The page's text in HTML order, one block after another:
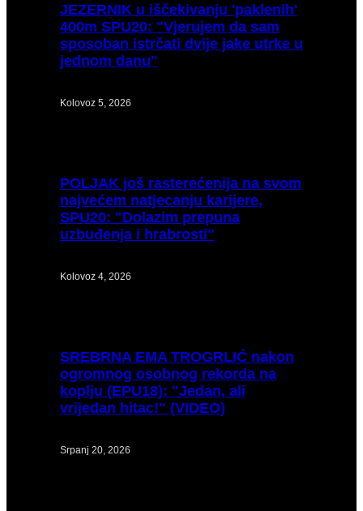
JEZERNIK u iščekivanju 'paklenih'
400m SPU20: "Vjerujem da sam
sposoban istrčati dvije jake utrke u
jednom danu"
Kolovoz 5, 2026
POLJAK još rasterećenija na svom
najvećem natjecanju karijere,
SPU20: "Dolazim prepuna
uzbuđenja i hrabrosti"
Kolovoz 4, 2026
SREBRNA EMA TROGRLIĆ nakon
ogromnog osobnog rekorda na
koplju (EPU18): "Jedan, ali
vrijedan hitac!" (VIDEO)
Srpanj 20, 2026